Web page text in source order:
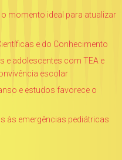
momento ideal para atualizar
e do Conhecimento
e adolescentes com TEA e
escolar
e estudos favorece o
às emergências pediátricas